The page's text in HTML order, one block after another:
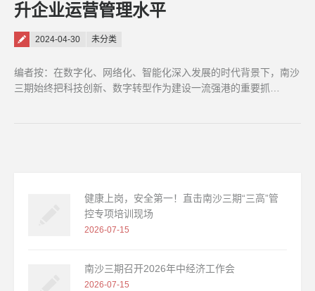
升企业运营管理水平
Posted on
2024-04-30 未分类
编者按：在数字化、网络化、智能化深入发展的时代背景下，南沙
三期始终把科技创新、数字转型作为建设一流强港的重要抓…
健康上岗，安全第一！直击南沙三期“三高”管
控专项培训现场
2026-07-15
南沙三期召开2026年中经济工作会
2026-07-15